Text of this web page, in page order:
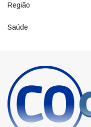
Região
Saúde